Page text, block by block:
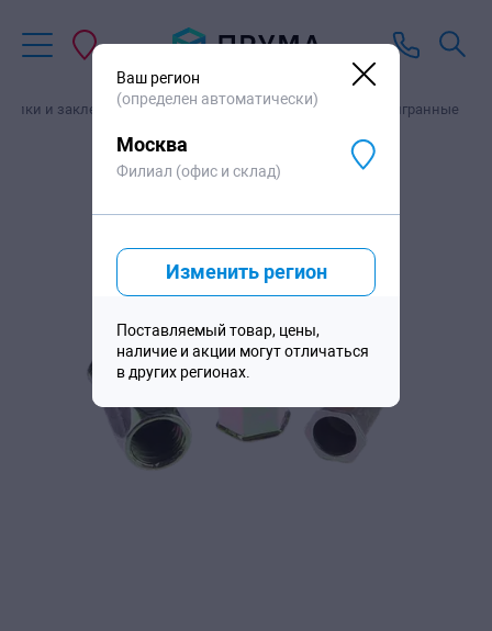
и заклепочники Резьбовые заклепки Шестигранные
5610 /тыс. шт В корзину
Ваш регион
(определен автоматически)
Москва
Филиал (офис и склад)
Изменить регион
Поставляемый товар, цены,
наличие и акции могут отличаться
в других регионах.